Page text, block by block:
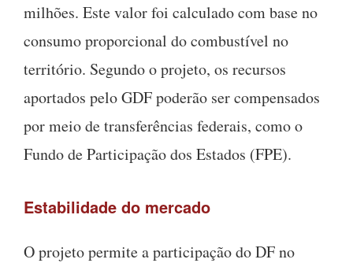
milhões. Este valor foi calculado com base no
consumo proporcional do combustível no
território. Segundo o projeto, os recursos
aportados pelo GDF poderão ser compensados
por meio de transferências federais, como o
Fundo de Participação dos Estados (FPE).
Estabilidade do mercado
O projeto permite a participação do DF no